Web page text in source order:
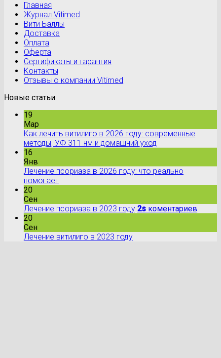
Главная
Журнал Vitimed
Вити Баллы
Доставка
Оплата
Оферта
Сертификаты и гарантия
Контакты
Отзывы о компании Vitimed
Новые статьи
19
Мар
Как лечить витилиго в 2026 году: современные
методы, УФ 311 нм и домашний уход
16
Янв
Лечение псориаза в 2026 году: что реально
помогает
20
Сен
Лечение псориаза в 2023 году 2s коментариев
20
Сен
Лечение витилиго в 2023 году